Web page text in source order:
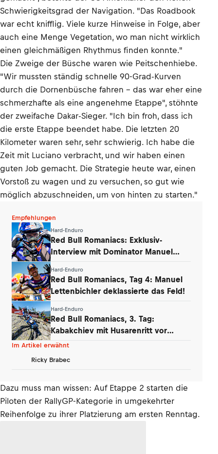
Schwierigkeitsgrad der Navigation. "Das Roadbook
war echt knifflig. Viele kurze Hinweise in Folge, aber
auch eine Menge Vegetation, wo man nicht wirklich
einen gleichmäßigen Rhythmus finden konnte."
Die Zweige der Büsche waren wie Peitschenhiebe.
"Wir mussten ständig schnelle 90-Grad-Kurven
durch die Dornenbüsche fahren – das war eher eine
schmerzhafte als eine angenehme Etappe", stöhnte
der zweifache Dakar-Sieger. "Ich bin froh, dass ich
die erste Etappe beendet habe. Die letzten 20
Kilometer waren sehr, sehr schwierig. Ich habe die
Zeit mit Luciano verbracht, und wir haben einen
guten Job gemacht. Die Strategie heute war, einen
Vorstoß zu wagen und zu versuchen, so gut wie
möglich abzuschneiden, um von hinten zu starten."
Empfehlungen
Hard-Enduro
Red Bull Romaniacs: Exklusiv-
Interview mit Dominator Manuel
Hard-Enduro
Red Bull Romaniacs, Tag 4: Manuel
Lettenbichler deklassierte das Feld!
Hard-Enduro
Red Bull Romaniacs, 3. Tag:
Kabakchiev mit Husarenritt vor
Lettenbichler
Im Artikel erwähnt
Ricky Brabec
Dazu muss man wissen: Auf Etappe 2 starten die
Piloten der RallyGP-Kategorie in umgekehrter
Reihenfolge zu ihrer Platzierung am ersten Renntag.